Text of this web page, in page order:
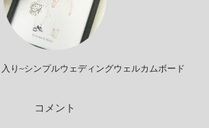
り~シンプルウェディングウェルカムボード
コメント